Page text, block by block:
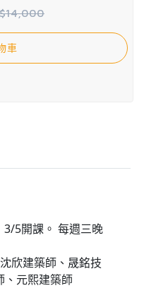
$14,000
車
3/5開課。 每週三晚
欣建築師、晟銘技
、元熙建築師